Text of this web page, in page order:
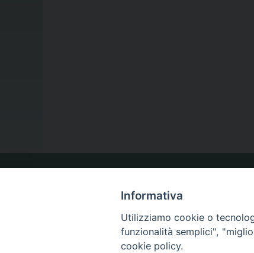
LA NOSTRA DIOCESI
IL VESCOVO
Informativa
Utilizziamo cookie o
funzionalità semplici",
cookie policy.